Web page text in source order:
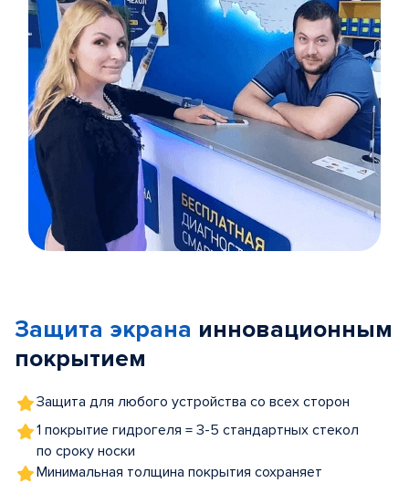
5
Защита экрана инновационным
покрытием
Защита для любого устройства со всех сторон
1 покрытие гидрогеля = 3-5 стандартных стекол
по сроку носки
Минимальная толщина покрытия сохраняет